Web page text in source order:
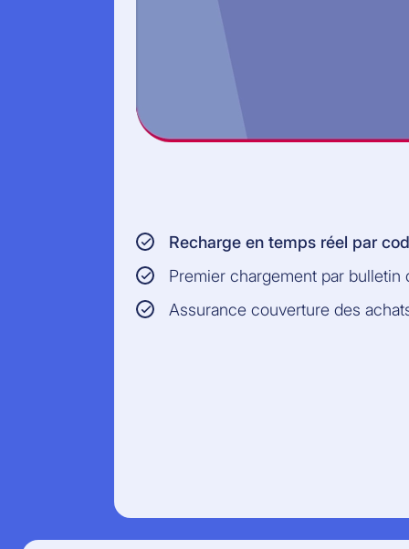
Recharge en temps réel par
Premier chargement par
Assurance couverture des